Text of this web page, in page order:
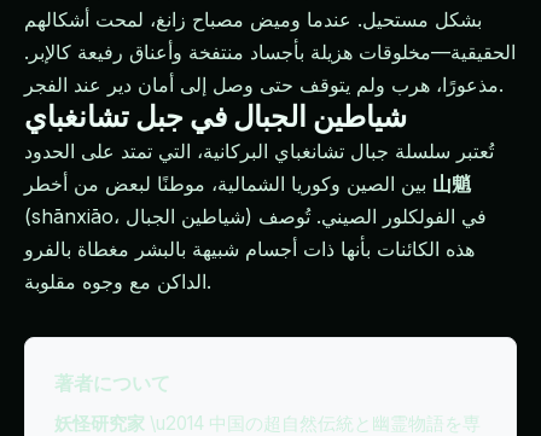
بشكل مستحيل. عندما وميض مصباح زانغ، لمحت أشكالهم
الحقيقية—مخلوقات هزيلة بأجساد منتفخة وأعناق رفيعة كالإبر.
مذعورًا، هرب ولم يتوقف حتى وصل إلى أمان دير عند الفجر.
شياطين الجبال في جبل تشانغباي
تُعتبر سلسلة جبال تشانغباي البركانية، التي تمتد على الحدود
山魈
(shānxiāo، شياطين الجبال) في الفولكلور الصيني. تُوصف
هذه الكائنات بأنها ذات أجسام شبيهة بالبشر مغطاة بالفرو
الداكن مع وجوه مقلوبة.
著者について
妖怪研究家 \u2014 中国の超自然伝統と幽霊物語を専